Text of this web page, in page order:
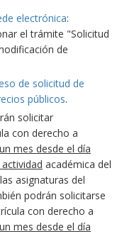
electrónica:
el trámite "Solicitud
de
de solicitud de
públicos.
solicitar
con derecho a
un mes desde el día
académica del
asignaturas del
podrán solicitarse
con derecho a
un mes desde el día